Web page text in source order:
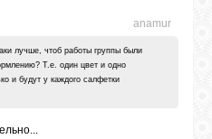
anamur
лучше, чтоб работы группы были
Т.е. один цвет и одно
и будут у каждого салфетки